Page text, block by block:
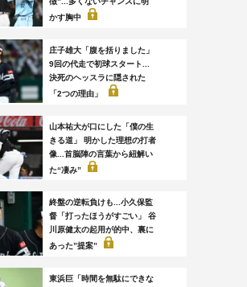
かす胸中
庄子雄大「腹を括りました」
9回の代走で初球スタート...
決死のヘッスラに隠された
「2つの理由」
山本祐大が口にした「僕の生
きる道」 明かした理想の打者
像...首脳陣の言葉から紐解い
た“凄み”
終盤の逆転負けも...小久保監
督「打ったほうがすごい」 谷
川原健太の起用が的中、裏に
あった”提案”
東浜巨「時間を無駄にできな